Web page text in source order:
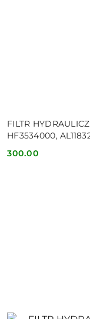
FILTR
HF3534000,
Cena:
300.00